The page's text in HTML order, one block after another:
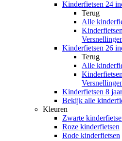
Kinderfietsen 24
Terug
Alle
Kinderfietsen 26
Terug
Alle
Kinderfietsen 8 jaar
Bekijk alle
Kleuren
Zwarte
Roze kinderfietsen
Rode kinderfietsen